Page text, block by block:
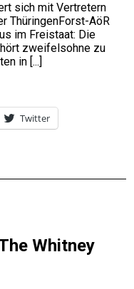
sich mit Vertretern
ThüringenForst-AöR
im Freistaat: Die
zweifelsohne zu
in
Twitter
Whitney